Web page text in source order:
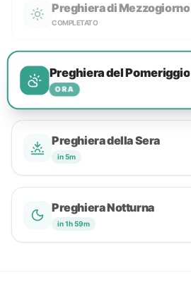
Preghiera di Mezzogiorno
COMPLETATO
Preghiera del Pomeriggio
ORA
Preghiera della Sera
in 5m
Preghiera Notturna
in 1h 59m